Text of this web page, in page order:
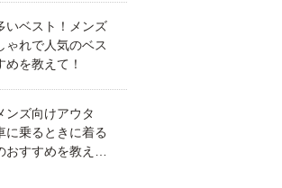
いベスト！メンズ
ゃれで人気のベス
めを教えて！
ンズ向けアウタ
に乗るときに着る
おすすめを教え